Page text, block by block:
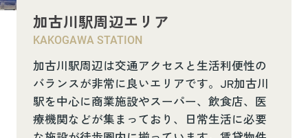
加古川駅周辺エリア
KAKOGAWA STATION
加古川駅周辺は交通アクセスと生活利便性の
バランスが非常に良いエリアです。JR加古川
駅を中心に商業施設やスーパー、飲食店、医
療機関などが集まっており、日常生活に必要